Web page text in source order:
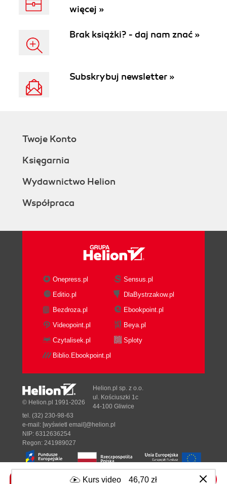
Kurs video 46,70 zł
więcej »
Brak książki? - daj nam znać »
Subskrybuj newsletter »
Twoje Konto
Księgarnia
Wydawnictwo Helion
Współpraca
Onepress.pl
Sensus.pl
Editio.pl
DlaBystrzakow.pl
Bezdroza.pl
Ebookpoint.pl
Videopoint.pl
Beya.pl
Czytalisek.pl
Sploty
Biblio.Ebookpoint.pl
Designed with ♥ byTonik.pl
© Helion.pl 1991-2026
Helion.pl sp. z o.o.
ul. Kościuszki 1c
44-100 Gliwice
tel. (32) 230-98-63
e-mail: [wyświetl email]@helion.pl
NIP: 6312636254
Regon: 241989027